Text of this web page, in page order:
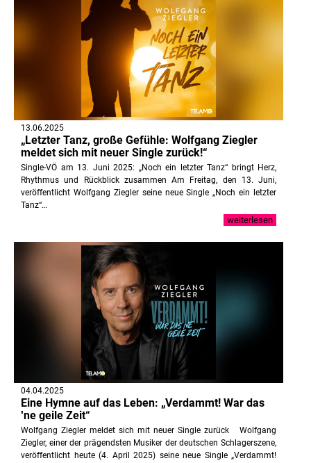
13.06.2025
„Letzter Tanz, große Gefühle: Wolfgang Ziegler
meldet sich mit neuer Single zurück!“
Single-VÖ am 13. Juni 2025: „Noch ein letzter Tanz“ bringt Herz,
Rhythmus und Rückblick zusammen Am Freitag, den 13. Juni,
veröffentlicht Wolfgang Ziegler seine neue Single „Noch ein letzter
Tanz“…
weiterlesen
04.04.2025
Eine Hymne auf das Leben: „Verdammt! War das
ʹne geile Zeit“
Wolfgang Ziegler meldet sich mit neuer Single zurück Wolfgang
Ziegler, einer der prägendsten Musiker der deutschen Schlagerszene,
veröffentlicht heute (4. April 2025) seine neue Single „Verdammt!